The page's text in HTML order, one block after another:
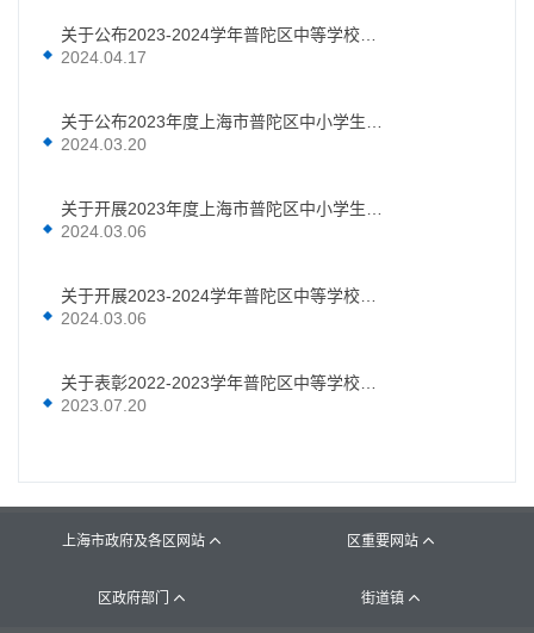
2024.04.17
2024.03.20
2024.03.06
2024.03.06
2023.07.20
上海市政府及各区网站  区重要网站 
区政府部门  街道镇 